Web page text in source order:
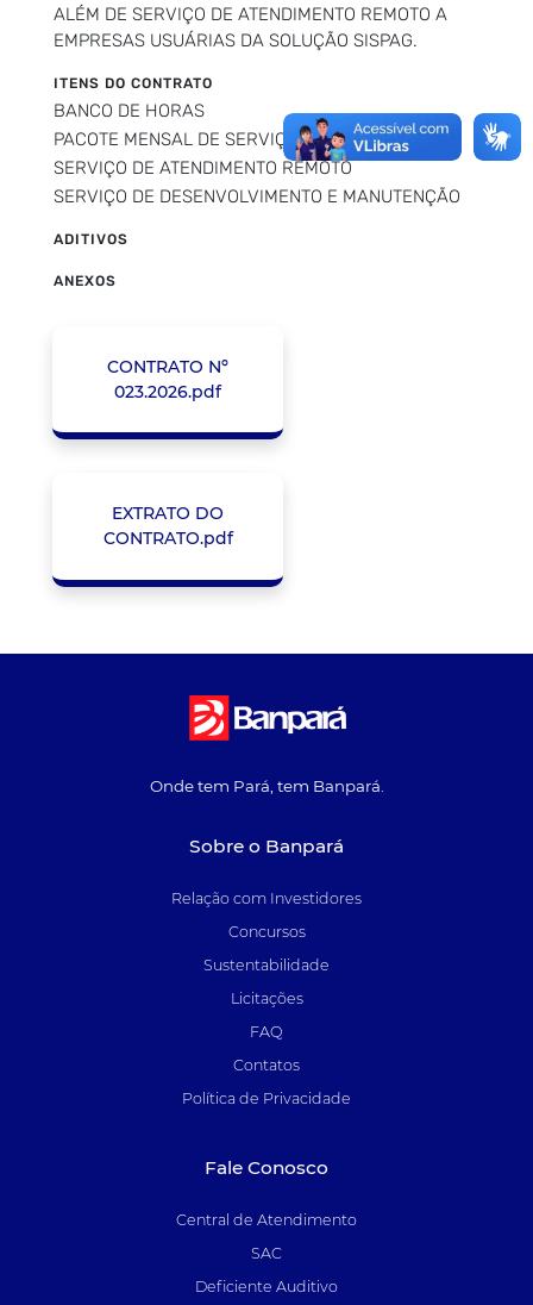
ALÉM DE SERVIÇO DE ATENDIMENTO REMOTO A
EMPRESAS USUÁRIAS DA SOLUÇÃO SISPAG.
ITENS DO CONTRATO
BANCO DE HORAS
PACOTE MENSAL DE SERVIÇO
SERVIÇO DE ATENDIMENTO REMOTO
SERVIÇO DE DESENVOLVIMENTO E MANUTENÇÃO
ADITIVOS
ANEXOS
CONTRATO Nº
023.2026.pdf
EXTRATO DO
CONTRATO.pdf
Onde tem Pará, tem Banpará.
Sobre o Banpará
Relação com Investidores
Concursos
Sustentabilidade
Licitações
FAQ
Contatos
Política de Privacidade
Fale Conosco
Central de Atendimento
SAC
Deficiente Auditivo